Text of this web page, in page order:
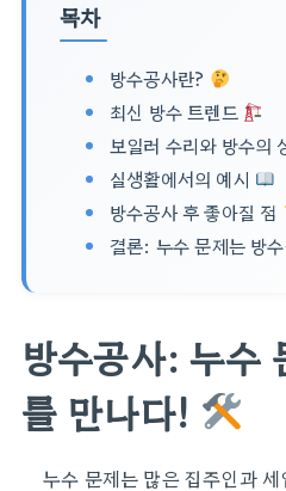
목차
방수공사란?
최신 방수 트렌드
보일러 수리와 방수의
실생활에서의 예시
방수공사 후 좋아질 점
결론: 누수 문제는 방
방수공사: 누수
를 만나다!
누수 문제는 많은 집주인과